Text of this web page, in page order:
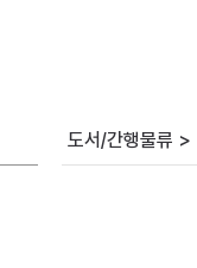
도서/간행물류 >